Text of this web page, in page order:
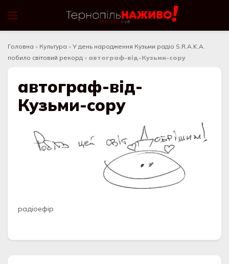
Головна » Культура » У день народження Кузьми радіо S.R.A.K.A.
побило світовий рекорд » автограф-від-Кузьми-copy
автограф-від-
Кузьми-copy
радіоефір